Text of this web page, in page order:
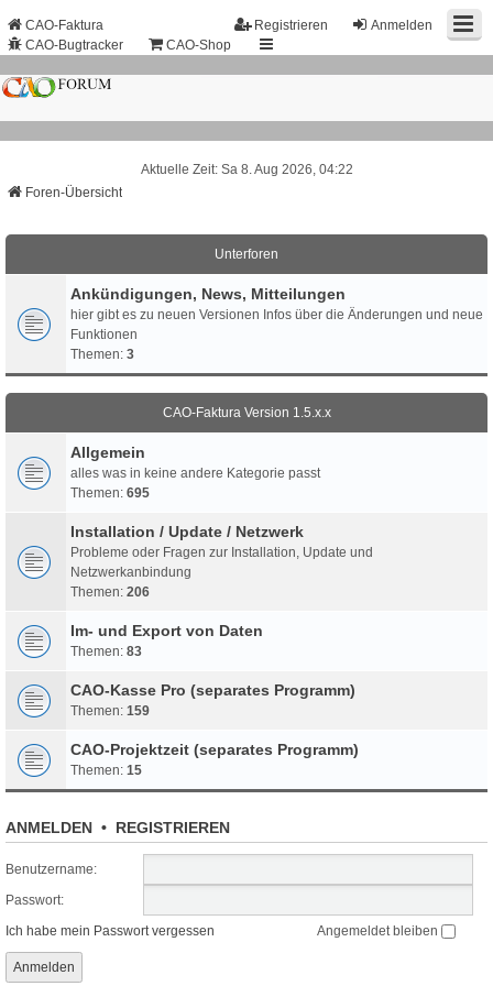
Anmelden
Registrieren
CAO-Faktura
CAO-Bugtracker
CAO-Shop
Aktuelle Zeit: Sa 8. Aug 2026, 04:22
Foren-Übersicht
Unterforen
Ankündigungen, News, Mitteilungen
hier gibt es zu neuen Versionen Infos über die Änderungen und neue
Funktionen
Themen: 3
CAO-Faktura Version 1.5.x.x
Allgemein
alles was in keine andere Kategorie passt
Themen: 695
Installation / Update / Netzwerk
Probleme oder Fragen zur Installation, Update und
Netzwerkanbindung
Themen: 206
Im- und Export von Daten
Themen: 83
CAO-Kasse Pro (separates Programm)
Themen: 159
CAO-Projektzeit (separates Programm)
Themen: 15
ANMELDEN • REGISTRIEREN
Benutzername:
Passwort:
Ich habe mein Passwort vergessen
Angemeldet bleiben